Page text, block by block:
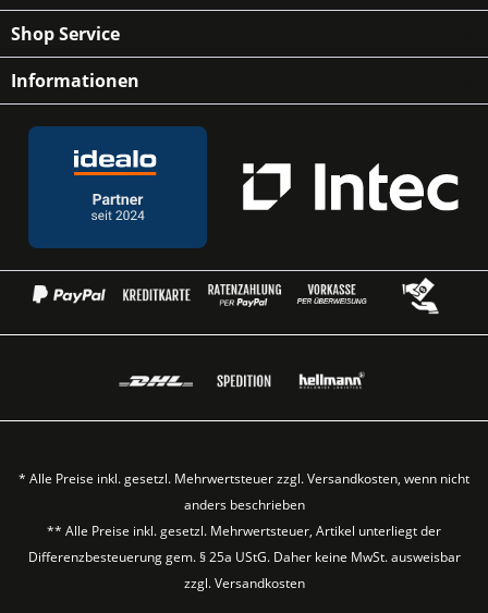
Shop Service
Informationen
* Alle Preise inkl. gesetzl. Mehrwertsteuer zzgl.Versandkosten, wenn nicht
anders beschrieben
** Alle Preise inkl. gesetzl. Mehrwertsteuer, Artikel unterliegt der
Differenzbesteuerung gem. § 25a UStG. Daher keine MwSt. ausweisbar
zzgl.Versandkosten